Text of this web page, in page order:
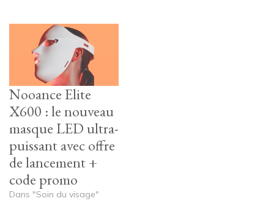
Nooance Elite
X600 : le nouveau
masque LED ultra-
puissant avec offre
de lancement +
code promo
Dans "Soin du visage"